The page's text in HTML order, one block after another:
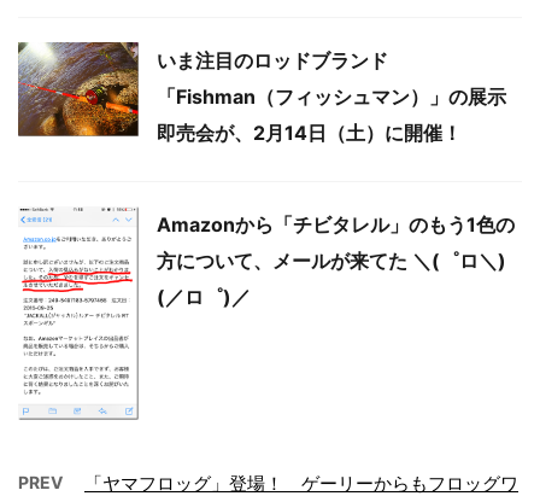
いま注目のロッドブランド
「Fishman（フィッシュマン）」の展示
即売会が、2月14日（土）に開催！
Amazonから「チビタレル」のもう1色の
方について、メールが来てた ＼(゜ロ＼)
(／ロ゜)／
PREV
「ヤマフロッグ」登場！ ゲーリーからもフロッグワ